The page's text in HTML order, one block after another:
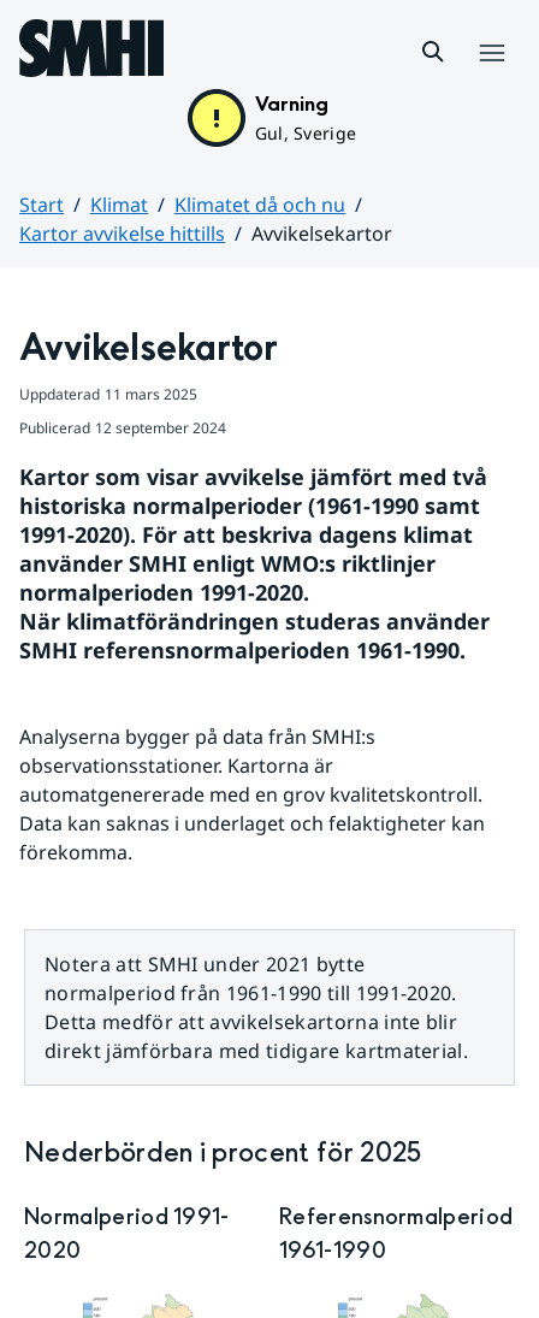
Hoppa till sidans innehåll
Varning
Gul, Sverige
Start Klimat
Klimatet då och nu
Kartor avvikelse hittills
Avvikelsekartor
Avvikelsekartor
Uppdaterad 11 mars 2025
Publicerad 12 september 2024
Kartor som visar avvikelse jämfört med två
historiska normalperioder (1961-1990 samt
1991-2020). För att beskriva dagens klimat
använder SMHI enligt WMO:s riktlinjer
normalperioden 1991-2020.
När klimatförändringen studeras använder
SMHI referensnormalperioden 1961-1990.
Analyserna bygger på data från SMHI:s
observationsstationer. Kartorna är
automatgenererade med en grov kvalitetskontroll.
Data kan saknas i underlaget och felaktigheter kan
förekomma.
Notera att SMHI under 2021 bytte
normalperiod från 1961-1990 till 1991-2020.
Detta medför att avvikelsekartorna inte blir
direkt jämförbara med tidigare kartmaterial.
Nederbörden i procent för 2025
Normalperiod 1991-
2020
Referensnormal­period
1961-1990